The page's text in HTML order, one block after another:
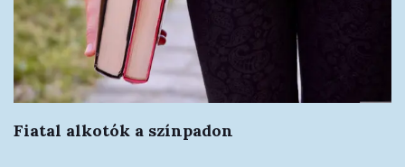
Fiatal alkotók a színpadon